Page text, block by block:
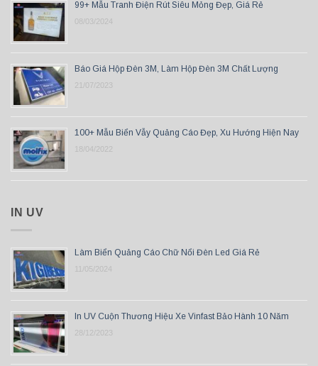
99+ Mẫu Tranh Điện Rút Siêu Mỏng Đẹp, Giá Rẻ
08/03/2024
Báo Giá Hộp Đèn 3M, Làm Hộp Đèn 3M Chất Lượng
21/07/2023
100+ Mẫu Biển Vẫy Quảng Cáo Đẹp, Xu Hướng Hiện Nay
18/04/2022
IN UV
Làm Biển Quảng Cáo Chữ Nổi Đèn Led Giá Rẻ
11/05/2024
In UV Cuộn Thương Hiệu Xe Vinfast Bảo Hành 10 Năm
28/12/2023